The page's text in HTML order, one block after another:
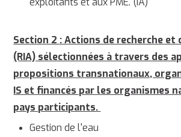
Section 2 : Actions de recherche et
(RIA) sélectionnées à travers des
propositions transnationaux,
IS et financés par les organismes
pays participants.
Gestion de l'eau